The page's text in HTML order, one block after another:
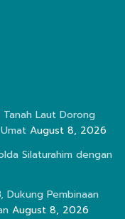
Tanah Laut Dorong
August 8, 2026
Silaturahim dengan
Dukung Pembinaan
August 8, 2026